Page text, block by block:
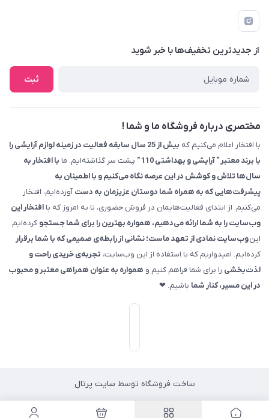
09229839700 - 08338354666
info@cosmetics110.com
کرمانشاه ، بلوار نوبهار ، بین کوی ۱۱۰ و ۱۱۲ ، آرایشی و بهداشتی ۱۱۰
از جدید‌ترین تخفیف‌ها با‌ خبر شوید
ثبت
مختصری درباره فروشگاه ما و شما !
با افتخار اعلام می‌کنیم که
بیش از 25 سال سابقه فعالیت در زمینه لوازم آرایشی را
با برند معتبر " آرایشی و بهداشتی 110 "
پشت سر گذاشته‌ایم. ما با افتخار به
سال‌ها تلاش و کوشش در این عرصه نگاه می‌کنیم و با اطمینان به
پیشرفت‌هایی که به همراه شما دوستان عزیزمان به دستآورده‌ایم، افتخار
می‌کنیم. از ابتدای فعالیت‌هایمان در فروش حضوری، تا به امروز که با افتخار این
وب‌سایت را به شما ارائه می‌دهیم، همواره بهترین را برای شما جستجو کرده‌ایم.
اینوب‌سایت نمادی از تعهد ماست؛ نشانی از رابطه‌ی صمیمی که با شما برقرار
کرده‌ایم. امیدواریم که با استفاده از این وب‌سایت، تجربه‌ی خریدی راحت و
لذت‌بخشی را برای شما فراهم کنیم و همواره به عنوان همراهی معتبر و محبوب
در این مسیر، کنار شما باشیم. ❤
ساخت فروشگاه توسط سایت پرتال